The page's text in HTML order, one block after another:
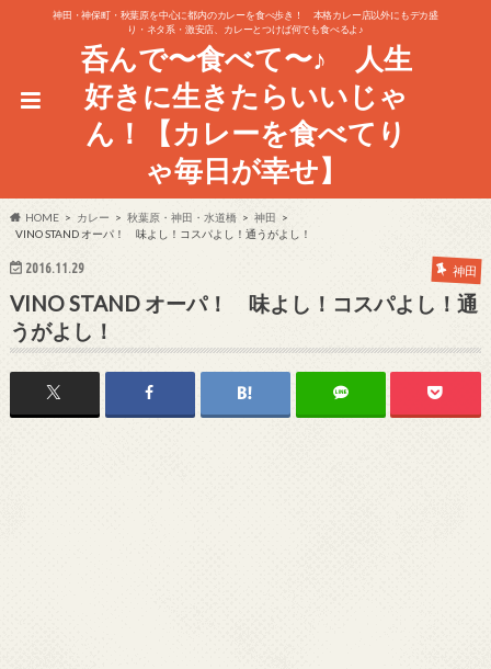
神田・神保町・秋葉原を中心に都内のカレーを食べ歩き！ 本格カレー店以外にもデカ盛
り・ネタ系・激安店、カレーとつけば何でも食べるよ♪
呑んで〜食べて〜♪ 人生
好きに生きたらいいじゃ
ん！【カレーを食べてり
ゃ毎日が幸せ】
HOME カレー 秋葉原・神田・水道橋
神田
VINO STAND オーパ！ 味よし！コスパよし！通うがよし！
2016.11.29 神田
VINO STAND オーパ！ 味よし！コスパよし！通
うがよし！